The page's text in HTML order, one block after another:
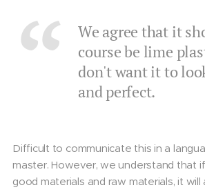
We agree that it
course be lime
don't want it to
and perfect.
Difficult to communicate this in a
master. However, we understand that
good materials and raw materials, it